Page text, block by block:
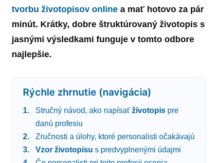
tvorbu životopisov online a mať hotovo za pár
minút. Krátky, dobre štruktúrovaný životopis s
jasnými výsledkami funguje v tomto odbore
najlepšie.
Rýchle zhrnutie (navigácia)
Stručný návod, ako napísať životopispre
danú profesiu
Zručnosti a úlohy, ktoré personalisti očakávajú
Vzor životopisu s predvyplnenými údajmi